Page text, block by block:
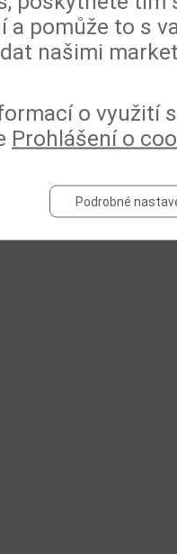
a pomůže to s
našimi
o využití
Prohlášení o
Podrobné